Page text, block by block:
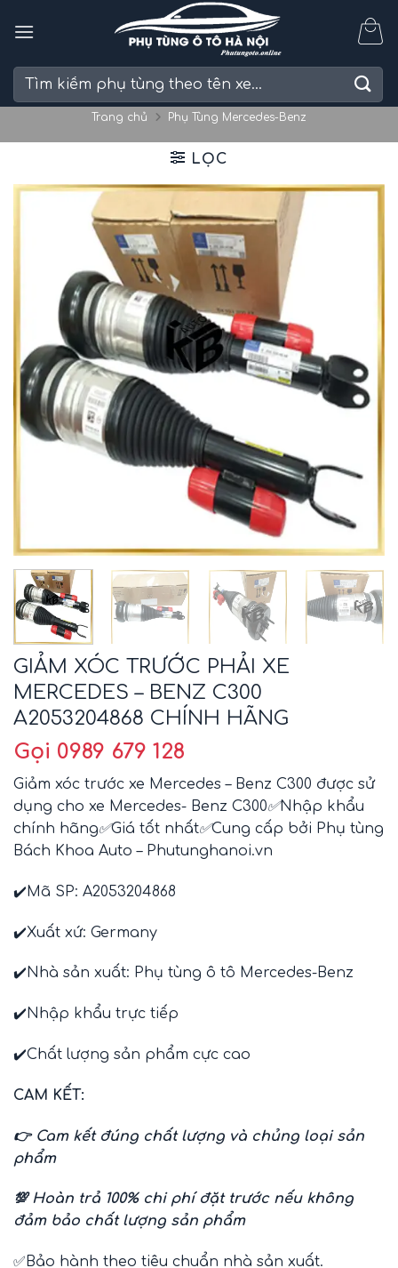
Tìm
Trang chủ Phụ Tùng Mercedes-Benz
LỌC
GIẢM XÓC TRƯỚC PHẢI XE
MERCEDES – BENZ C300
A2053204868 CHÍNH HÃNG
Gọi 0989 679 128
Giảm xóc trước xe Mercedes – Benz C300 được sử
dụng cho xe Mercedes- Benz C300✅Nhập khẩu
chính hãng✅Giá tốt nhất✅Cung cấp bởi Phụ tùng
Bách Khoa Auto – Phutunghanoi.vn
✔️Mã SP: A2053204868
✔️Xuất xứ: Germany
✔️Nhà sản xuất: Phụ tùng ô tô Mercedes-Benz
✔️Nhập khẩu trực tiếp
✔️Chất lượng sản phẩm cực cao
CAM KẾT:
👉 Cam kết đúng chất lượng và chủng loại sản
phẩm
💯 Hoàn trả 100% chi phí đặt trước nếu không
đảm bảo chất lượng sản phẩm
✅Bảo hành theo tiêu chuẩn nhà sản xuất.